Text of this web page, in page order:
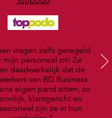
vragen zelfs geregeld
mijn personeel zit! Ze
daadwerkelijk dat de
van BD Business
eigen pand zitten, zo
klantgericht en
zijn ze in hun